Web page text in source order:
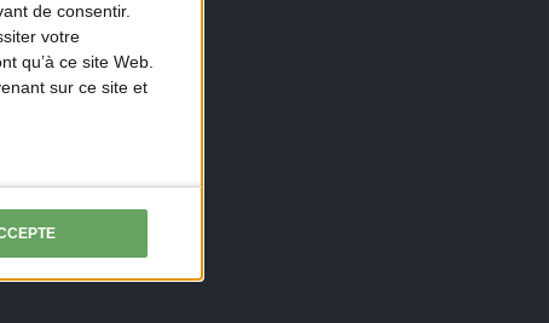
de consentir.
votre
qu’à ce site Web.
sur ce site et